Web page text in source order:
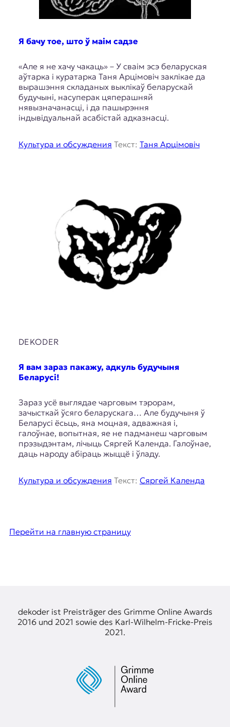
Я бачу тое, што ў маім садзе
«Але я не хачу чакаць» – У сваім эсэ беларуская
аўтарка і куратарка Таня Арцімовіч заклікае да
вырашэння складаных выклікаў беларускай
будучыні, насуперак цяперашняй
нявызначанасці, і да пашырэння
індывідуальнай асабістай адказнасці.
Культура и обсуждения Текст: Таня Арцімовіч
DEKODER
Я вам зараз пакажу, адкуль будучыня
Беларусі!
Зараз усё выглядае чарговым тэрорам,
зачысткай ўсяго беларускага… Але будучыня ў
Беларусі ёсьць, яна моцная, адважная і,
галоўнае, вопытная, яе не падманеш чарговым
прэзыдэнтам, лічыць Сяргей Календа. Галоўнае,
даць народу абіраць жыццё і ўладу.
Культура и обсуждения Текст: Сяргей Календа
Перейти на главную страницу
dekoder ist Preisträger des Grimme Online Awards
2016 und 2021 sowie des Karl-Wilhelm-Fricke-Preis
2021.